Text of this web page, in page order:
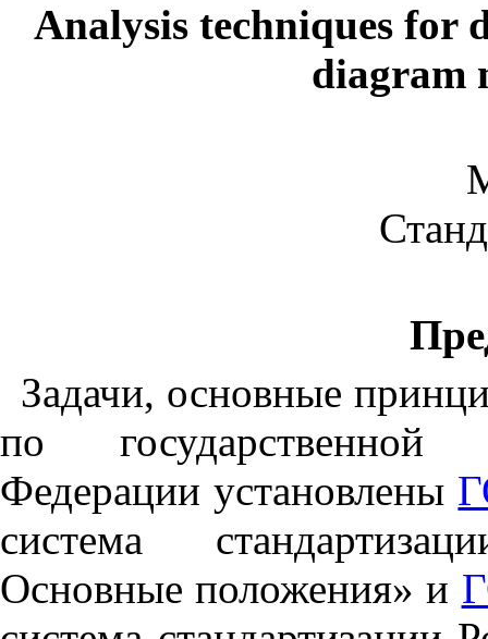
Analysis techniques for
diagram
Задачи, основные
по государственной
Федерации установлены
система
Основные положения» и